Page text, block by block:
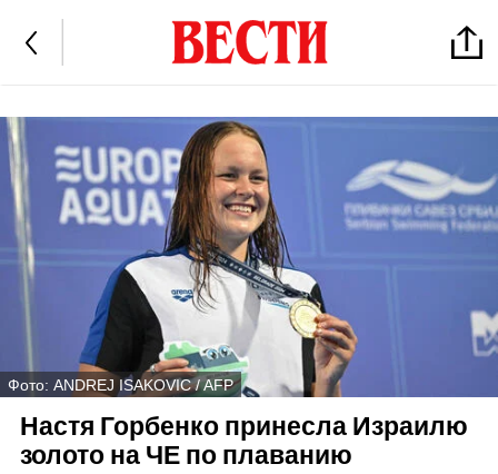
Фото: ANDREJ ISAKOVIC / AFP
Настя Горбенко принесла Израилю
золото на ЧЕ по плаванию